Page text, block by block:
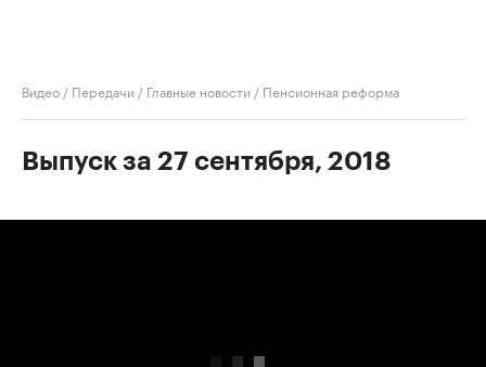
Видео / Передачи / Главные новости / Пенсионная реформа
Выпуск за 27 сентября, 2018